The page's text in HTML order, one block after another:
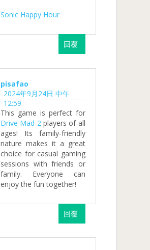
Sonic Happy Hour
回覆
pisafao
2024年9月24日 中午
12:59
This game is perfect for
Drive Mad 2 players of all
ages! Its family-friendly
nature makes it a great
choice for casual gaming
sessions with friends or
family. Everyone can
enjoy the fun together!
回覆